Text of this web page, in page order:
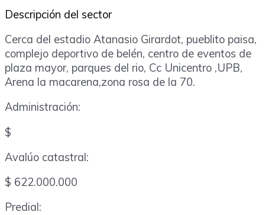
Descripción del sector
Cerca del estadio Atanasio Girardot, pueblito paisa,
complejo deportivo de belén, centro de eventos de
plaza mayor, parques del rio, Cc Unicentro ,UPB,
Arena la macarena,zona rosa de la 70.
Administración:
$
Avalúo catastral:
$ 622.000.000
Predial: